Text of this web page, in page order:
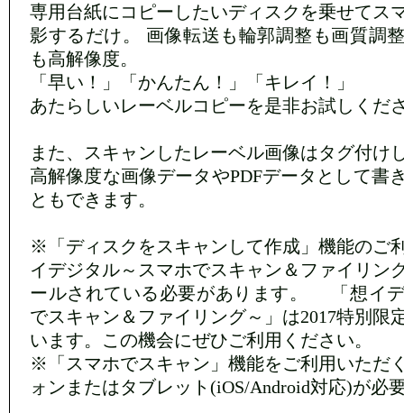
専用台紙にコピーしたいディスクを乗せてス
影するだけ。 画像転送も輪郭調整も画質調
も高解像度。
「早い！」「かんたん！」「キレイ！」
あたらしいレーベルコピーを是非お試しくだ
また、スキャンしたレーベル画像はタグ付け
高解像度な画像データやPDFデータとして書
ともできます。
※「ディスクをスキャンして作成」機能のご
イデジタル～スマホでスキャン＆ファイリン
ールされている必要があります。 「想イ
でスキャン＆ファイリング～」は2017特別限
います。この機会にぜひご利用ください。
※「スマホでスキャン」機能をご利用いただ
ォンまたはタブレット(iOS/Android対応)が必